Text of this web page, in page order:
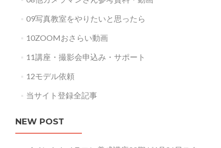
09写真教室をやりたいと思ったら
10ZOOMおさらい動画
11講座・撮影会申込み・サポート
12モデル依頼
当サイト登録全記事
NEW POST